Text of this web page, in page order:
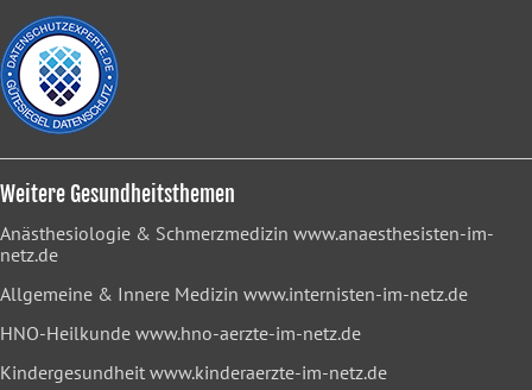
Weitere Gesundheitsthemen
Anästhesiologie & Schmerzmedizin www.anaesthesisten-im-
netz.de
Allgemeine & Innere Medizin www.internisten-im-netz.de
HNO-Heilkunde www.hno-aerzte-im-netz.de
Kindergesundheit www.kinderaerzte-im-netz.de